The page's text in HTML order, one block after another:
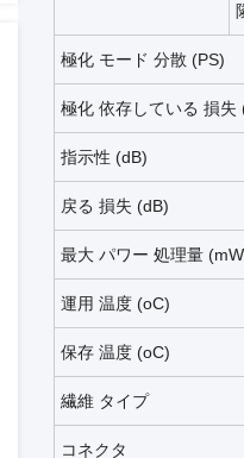
極化 モード 分散 (PS)
極化 依存している 損失
指示性 (dB)
戻る 損失 (dB)
最大 パワー 処理量
運用 温度 (oC)
保存 温度 (oC)
繊維 タイプ
コネクタ